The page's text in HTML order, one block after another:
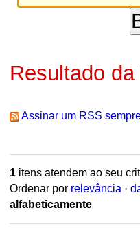
Resultado
Assinar um RSS
1itens atendem ao seu
Ordenar por relevância ·
alfabeticamente